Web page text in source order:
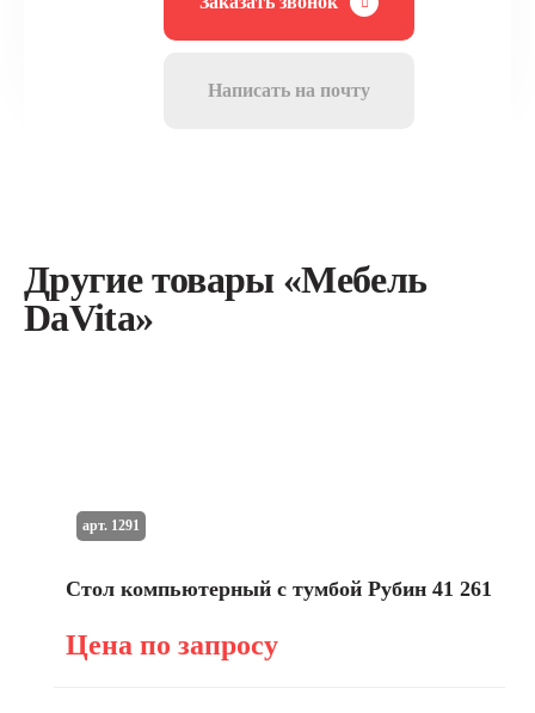
Написать на почту
Другие товары «Мебель
DaVita»
Стол компьютерный с тумбой Рубин 41 261
Цена по запросу
арт. 1291